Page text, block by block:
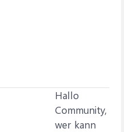
Hallo
Community,
wer kann